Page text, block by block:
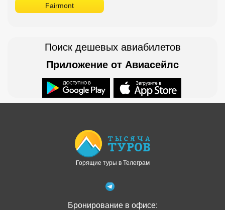
Fairmont
Поиск дешевых авиабилетов
Приложение от Авиасейлс
Горящие туры в Телеграм
Бронирование в офисе: